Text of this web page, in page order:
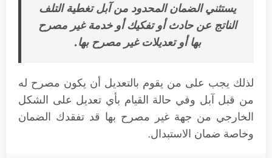
يستثني الضمان المحدود من آبل تغطية التلف
الناتج عن حادث أو تفكيك أو خدمة غير مصرح
بها أو تعديلات غير مصرح بها.
لذلك يجب على من يقوم بالتعديل أن يكون مصرح له
من قبل آبل وفي حالة القيام بأي تعديل على الشكل
الخارجي من جهة غير مصرح بها قد تفقدك الضمان
وخاصة ضمان الاستبدال.